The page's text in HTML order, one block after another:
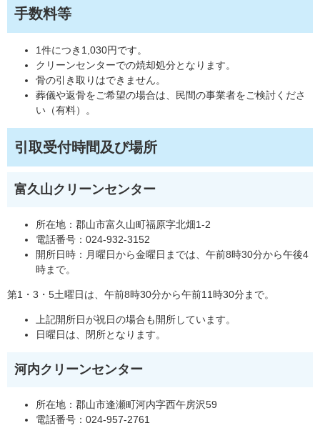
手数料等
1件につき1,030円です。
クリーンセンターでの焼却処分となります。
骨の引き取りはできません。
葬儀や返骨をご希望の場合は、民間の事業者をご検討くださ
い（有料）。
引取受付時間及び場所
富久山クリーンセンター
所在地：郡山市富久山町福原字北畑1-2
電話番号：024-932-3152
開所日時：月曜日から金曜日までは、午前8時30分から午後4
時まで。
第1・3・5土曜日は、午前8時30分から午前11時30分まで。
上記開所日が祝日の場合も開所しています。
日曜日は、閉所となります。
河内クリーンセンター
所在地：郡山市逢瀬町河内字西午房沢59
電話番号：024-957-2761